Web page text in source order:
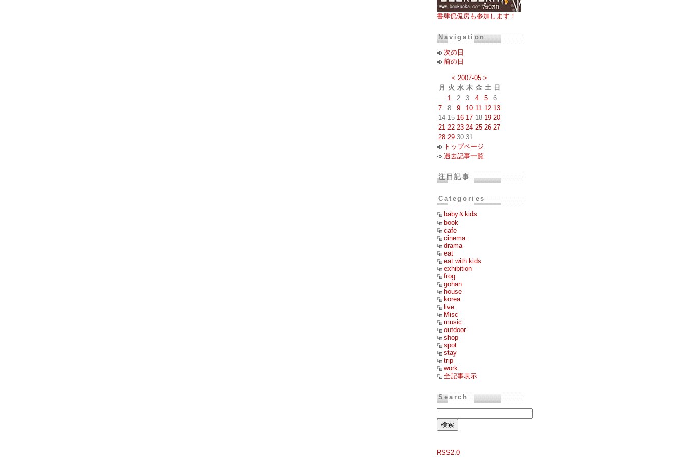
書肆侃侃房も参加します！
Navigation
次の日
前の日
< 2007-05 >
月
火 水 木 金 土 日
1
2 3 4 5
6
7
8 9 10 11 12 13
14 15 16 17 18 19 20
21 22 23 24 25 26 27
28 29 30 31
トップページ
過去記事一覧
注目記事
Categories
baby＆kids
book
cafe
cinema
drama
eat
eat with kids
exhibition
frog
gohan
house
korea
live
Misc
music
outdoor
shop
spot
stay
trip
work
全記事表示
Search
RSS2.0